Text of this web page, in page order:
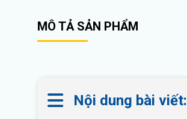
MÔ TẢ SẢN PHẨM
Nội dung bài viết: